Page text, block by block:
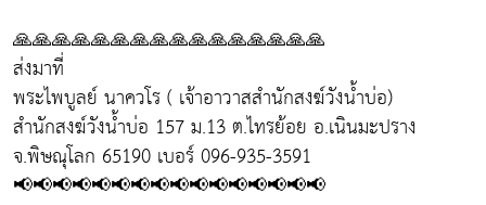
🙏🙏🙏🙏🙏🙏🙏🙏🙏🙏🙏🙏🙏🙏🙏🙏
ส่งมาที่
พระไพบูลย์ นาควโร ( เจ้าอาวาสสำนักสงฆ์วังน้ำบ่อ)
สำนักสงฆ์วังน้ำบ่อ 157 ม.13 ต.ไทรย้อย อ.เนินมะปราง
จ.พิษณุโลก 65190 เบอร์ 096-935-3591
📢📢📢📢📢📢📢📢📢📢📢📢📢📢📢📢